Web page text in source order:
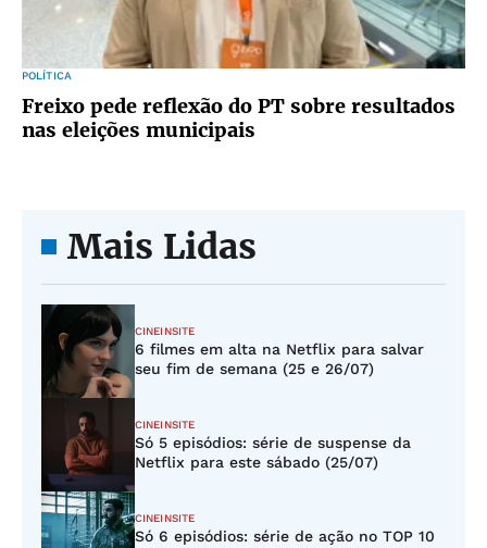
POLÍTICA
Freixo pede reflexão do PT sobre resultados
nas eleições municipais
Mais Lidas
CINEINSITE
6 filmes em alta na Netflix para salvar
seu fim de semana (25 e 26/07)
CINEINSITE
Só 5 episódios: série de suspense da
Netflix para este sábado (25/07)
CINEINSITE
Só 6 episódios: série de ação no TOP 10